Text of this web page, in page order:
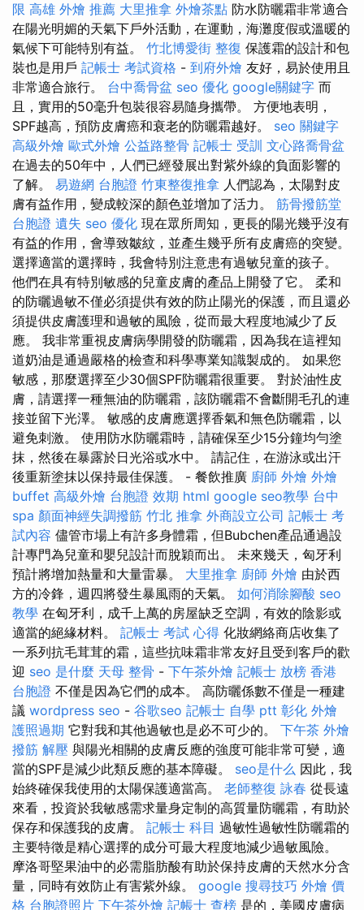
限 高雄 外燴 推薦 大里推拿 外燴茶點 防水防曬霜非常適合
在陽光明媚的天氣下戶外活動，在運動，海灘度假或溫暖的
氣候下可能特別有益。 竹北博愛街 整復 保護霜的設計和包
裝也是用戶 記帳士 考試資格 - 到府外燴 友好，易於使用且
非常適合旅行。 台中喬骨盆 seo 優化 google關鍵字 而
且，實用的50毫升包裝很容易隨身攜帶。 方便地表明，
SPF越高，預防皮膚癌和衰老的防曬霜越好。 seo 關鍵字
高級外燴 歐式外燴 公益路整骨 記帳士 受訓 文心路喬骨盆
在過去的50年中，人們已經發展出對紫外線的負面影響的
了解。 易遊網 台胞證 竹東整復推拿 人們認為，太陽對皮
膚有益作用，變成較深的顏色並增加了活力。 筋骨撥筋堂
台胞證 遺失 seo 優化 現在眾所周知，更長的陽光幾乎沒有
有益的作用，會導致皺紋，並產生幾乎所有皮膚癌的突變。
選擇適當的選擇時，我會特別注意患有過敏兒童的孩子。
他們在具有特別敏感的兒童皮膚的產品上開發了它。 柔和
的防曬過敏不僅必須提供有效的防止陽光的保護，而且還必
須提供皮膚護理和過敏的風險，從而最大程度地減少了反
應。 我非常重視皮膚病學開發的防曬霜，因為我在這裡知
道奶油是通過嚴格的檢查和科學專業知識製成的。 如果您
敏感，那麼選擇至少30個SPF防曬霜很重要。 對於油性皮
膚，請選擇一種無油的防曬霜，該防曬霜不會斷開毛孔的連
接並留下光澤。 敏感的皮膚應選擇香氣和無色防曬霜，以
避免刺激。 使用防水防曬霜時，請確保至少15分鐘均勻塗
抹，然後在暴露於日光浴或水中。 請記住，在游泳或出汗
後重新塗抹以保持最佳保護。 - 餐飲推廣 廚師 外燴 外燴
buffet 高級外燴 台胞證 效期 html google seo教學 台中
spa 顏面神經失調撥筋 竹北 推拿 外商設立公司 記帳士 考
試內容 儘管市場上有許多身體霜，但Bubchen產品通過設
計專門為兒童和嬰兒設計而脫穎而出。 未來幾天，匈牙利
預計將增加熱量和大量雷暴。 大里推拿 廚師 外燴 由於西
方的冷鋒，週四將發生暴風雨的天氣。 如何消除腳酸 seo
教學 在匈牙利，成千上萬的房屋缺乏空調，有效的陰影或
適當的絕緣材料。 記帳士 考試 心得 化妝網絡商店收集了
一系列抗毛茸茸的霜，這些抗味霜非常友好且受到客戶的歡
迎 seo 是什麼 天母 整骨 - 下午茶外燴 記帳士 放榜 香港
台胞證 不僅是因為它們的成本。 高防曬係數不僅是一種建
議 wordpress seo - 谷歌seo 記帳士 自學 ptt 彰化 外燴
護照過期 它對我和其他過敏也是必不可少的。 下午茶 外燴
撥筋 解壓 與陽光相關的皮膚反應的強度可能非常可變，適
當的SPF是減少此類反應的基本障礙。 seo是什么 因此，我
始終確保我使用的太陽保護適當高。 老師整復 詠春 從長遠
來看，投資於我敏感需求量身定制的高質量防曬霜，有助於
保存和保護我的皮膚。 記帳士 科目 過敏性過敏性防曬霜的
主要特徵是精心選擇的成分可最大程度地減少過敏風險。
摩洛哥堅果油中的必需脂肪酸有助於保持皮膚的天然水分含
量，同時有效防止有害紫外線。 google 搜尋技巧 外燴 價
格 台胞證照片 下午茶外燴 記帳士 查榜 是的，美國皮膚病